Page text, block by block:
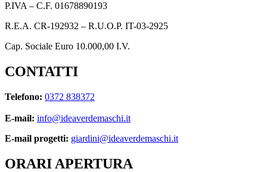
P.IVA – C.F. 01678890193
R.E.A. CR-192932 – R.U.O.P. IT-03-2925
Cap. Sociale Euro 10.000,00 I.V.
CONTATTI
Telefono: 0372 838372
E-mail: info@ideaverdemaschi.it
E-mail progetti: giardini@ideaverdemaschi.it
ORARI APERTURA